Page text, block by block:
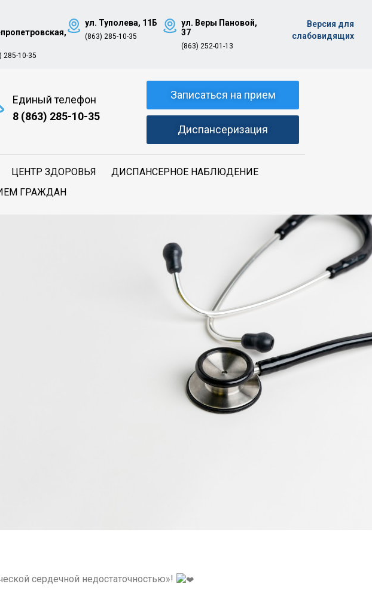
285-10-35
ул. Туполева, 11Б
(863) 285-10-35
ул. Веры Пановой,
37
(863) 252-01-13
Версия для
слабовидящих
Единый телефон
8 (863) 285-10-35
Записаться на прием
Диспансеризация
ЦЕНТР ЗДОРОВЬЯ
ДИСПАНСЕРНОЕ НАБЛЮДЕНИЕ
ГРАЖДАН
сердечной недостаточностью»!